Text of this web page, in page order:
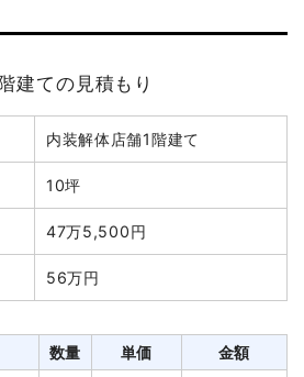
540万円
数量 単価
47坪
円
円
238m² 800円
2m³
円
8m³
30,000
円
240,000円
745万円
数量
69坪
76,391
353m² 2,500円
1式
200,000円
建ての見積もり
内装解体店舗1階建て
10坪
47万5,500円
56万円
数量 単価
金額